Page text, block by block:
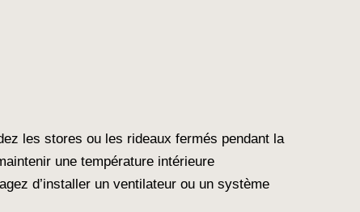
les stores ou les rideaux fermés pendant la
une température intérieure
d’installer un ventilateur ou un système